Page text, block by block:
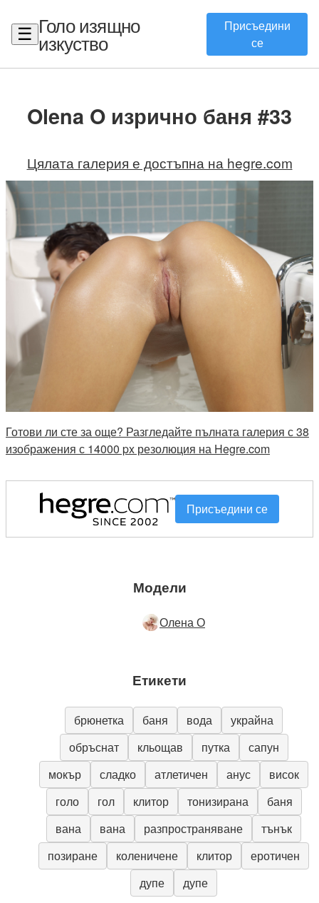
☰ Голо изящно
изкуство
Присъедини
се
Olena O изрично баня #33
Цялата галерия е достъпна на hegre.com
Готови ли сте за още? Разгледайте пълната галерия с 38
изображения с 14000 px резолюция на Hegre.com
Присъедини се
Модели
Олена О
Етикети
брюнетка баня вода
украйна
обръснат
кльощав путка
сапун
мокър
сладко атлетичен анус
висок
голо
гол клитор тонизирана
баня
вана
вана разпространяване
тънък
позиране
коленичене клитор
еротичен
дупе
дупе